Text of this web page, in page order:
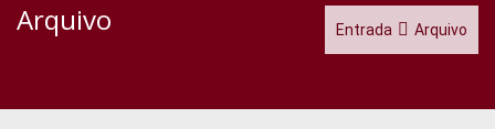
Arquivo Entrada Arquivo